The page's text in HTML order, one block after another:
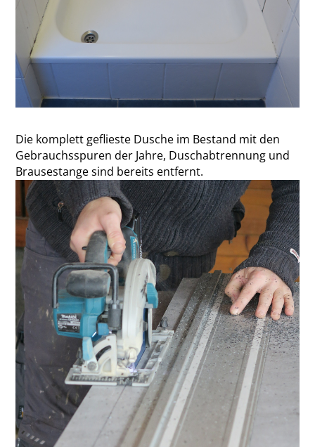
Die komplett geflieste Dusche im Bestand mit den
Gebrauchsspuren der Jahre, Duschabtrennung und
Brausestange sind bereits entfernt.